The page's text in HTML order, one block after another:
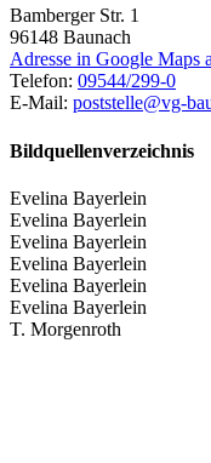
Bamberger Str. 1
96148 Baunach
Adresse in Google Maps
Telefon: 09544/299-0
E-Mail: poststelle@vg-
Bildquellenverzeichnis
Evelina Bayerlein
Evelina Bayerlein
Evelina Bayerlein
Evelina Bayerlein
Evelina Bayerlein
Evelina Bayerlein
T. Morgenroth